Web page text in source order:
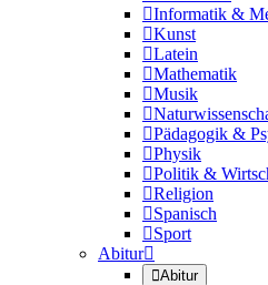
Informatik &
Kunst
Latein
Mathematik
Musik

Pädagogik &
Physik
Politik &
Religion
Spanisch
Sport
Abitur
Abitur